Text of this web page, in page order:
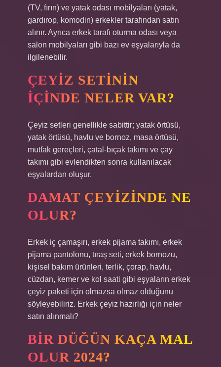
(TV, fırın) ve yatak odası mobilyaları (yatak,
gardırop, komodin) erkekler tarafından satın
alınır. Ayrıca erkek tarafı oturma odası veya
salon mobilyaları gibi bazı ev eşyalarıyla da
ilgilenebilir.
ÇEYIZ SETININ
IÇINDE NELER VAR?
Çeyiz setleri genellikle sabittir; yatak örtüsü,
yatak örtüsü, havlu ve bornoz, masa örtüsü,
mutfak gereçleri, çatal-bıçak takımı ve çay
takımı gibi evlendikten sonra kullanılacak
eşyalardan oluşur.
DAMAT ÇEYIZINDE NE
OLUR?
Erkek iç çamaşırı, erkek pijama takımı, erkek
pijama pantolonu, tıraş seti, erkek bornozu,
kişisel bakım ürünleri, terlik, çorap, havlu,
cüzdan, kemer ve kol saati gibi eşyaların erkek
çeyiz paketi için olmazsa olmaz olduğunu
söyleyebiliriz. Erkek çeyiz hazırlığı için neler
satın alınmalı?
BIR DÜĞÜN KAÇA MAL
OLUR 2024?